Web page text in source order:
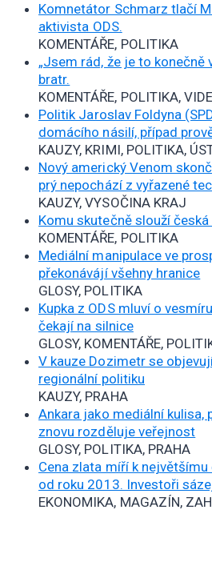
Komnetátor Schmarz tlačí
aktivista ODS.
KOMENTÁŘE, POLITIKA
„Jsem rád, že je to konečně
bratr.
KOMENTÁŘE, POLITIKA,
Politik Jaroslav Foldyna
domácího násilí, případ
KAUZY, KRIMI, POLITIKA,
Nový americký Venom
prý nepochází z vyřazené
KAUZY, VYSOČINA KRAJ
Komu skutečně slouží
KOMENTÁŘE, POLITIKA
Mediální manipulace ve
překonávájí všehny hranice
GLOSY, POLITIKA
Kupka z ODS mluví o
čekají na silnice
GLOSY, KOMENTÁŘE,
V kauze Dozimetr se
regionální politiku
KAUZY, PRAHA
Ankara jako mediální kulisa,
znovu rozděluje veřejnost
GLOSY, POLITIKA, PRAHA
Cena zlata míří k
od roku 2013. Investoři
EKONOMIKA, MAGAZÍN,